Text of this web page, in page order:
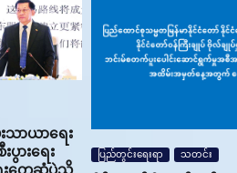
သာယာရေး
ပွားရေး
ပြည်တွင်းရေးရာ သတင်း